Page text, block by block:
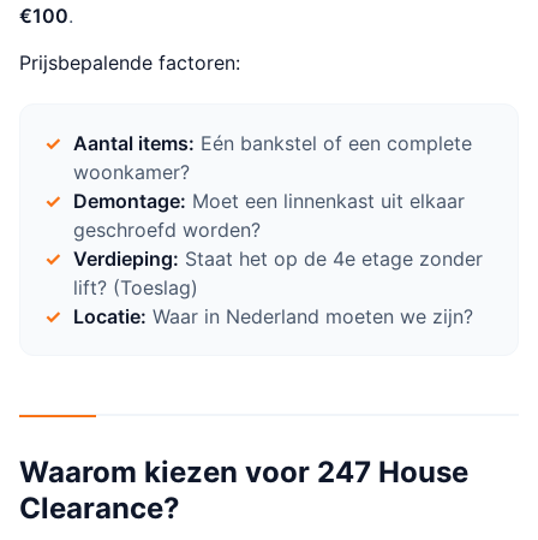
€100.
Prijsbepalende factoren:
Aantal items: Eén bankstel of een complete
woonkamer?
Demontage: Moet een linnenkast uit elkaar
geschroefd worden?
Verdieping: Staat het op de 4e etage zonder
lift? (Toeslag)
Locatie: Waar in Nederland moeten we zijn?
Waarom kiezen voor 247 House
Clearance?